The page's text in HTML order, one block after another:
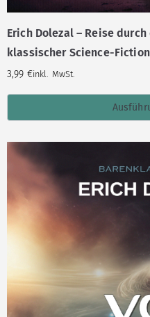
Erich Dolezal – Reise
klassischer Science-
3,99 €inkl. MwSt.